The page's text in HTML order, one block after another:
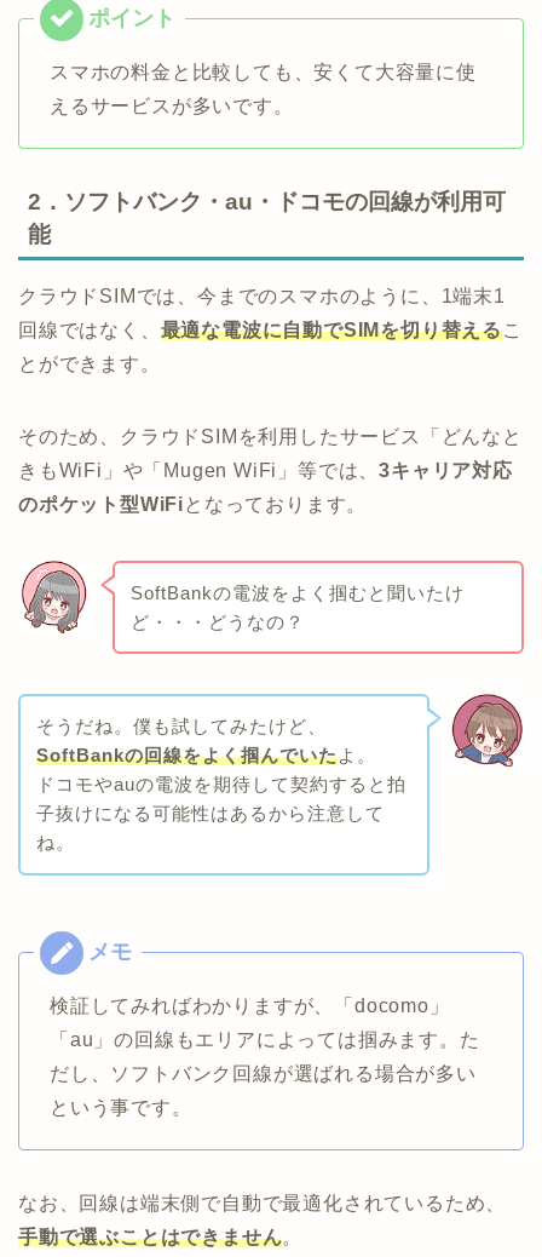
スマホの料金と比較しても、安くて大容量に使
えるサービスが多いです。
2．ソフトバンク・au・ドコモの回線が利用可
能
クラウドSIMでは、今までのスマホのように、1端末1
回線ではなく、 最適な電波に自動でSIMを切り替えるこ
とができます。
そのため、クラウドSIMを利用したサービス「どんなと
きもWiFi」や「Mugen WiFi」等では、3キャリア対応
のポケット型WiFiとなっております。
SoftBankの電波をよく掴むと聞いたけ
ど・・・どうなの？
そうだね。僕も試してみたけど、
SoftBankの回線をよく掴んでいたよ。
ドコモやauの電波を期待して契約すると拍
子抜けになる可能性はあるから注意して
ね。
検証してみればわかりますが、「docomo」
「au」の回線もエリアによっては掴みます。た
だし、ソフトバンク回線が選ばれる場合が多い
という事です。
なお、回線は端末側で自動で最適化されているため、
手動で選ぶことはできません。